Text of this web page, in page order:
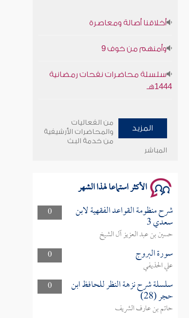
1444هـ
وأمنهم من خوف 9
المزيد
من الفعاليات
والمحاضرات الأرشيفية
من خدمة البث
المباشر
الأكثر استماعا لهذا الشهر
0 شرح منظومة القواعد الفقهية لابن
سعدي 3
حسين بن عبد العزيز آل الشيخ
0
سورة البروج
علي الحذيفي
0
سلسلة شرح نزهة النظر للحافظ ابن
حجر (28)
حاتم بن عارف الشريف